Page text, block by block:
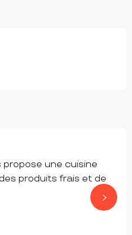
propose une cuisine
produits frais et de